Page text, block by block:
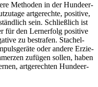
Metho­den in der Hun­de­er­
art­ge­rech­te, posi­ti­ve,
sein. Schließ­lich ist
für den Lern­erfolg posi­ti­ve
zu bestra­fen. Sta­chel­
oder ande­re Erzie­
zufü­gen sol­len, haben
art­ge­rech­ten Hun­de­er­